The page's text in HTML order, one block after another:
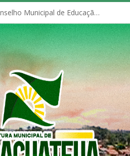
Políticas Municipais aprovadas pelo Conselho Municipal de Educação (CME)